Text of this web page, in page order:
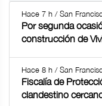
Hace 7 h / San
Por segunda
construcción de
Hace 8 h / San
Fiscalía de
clandestino